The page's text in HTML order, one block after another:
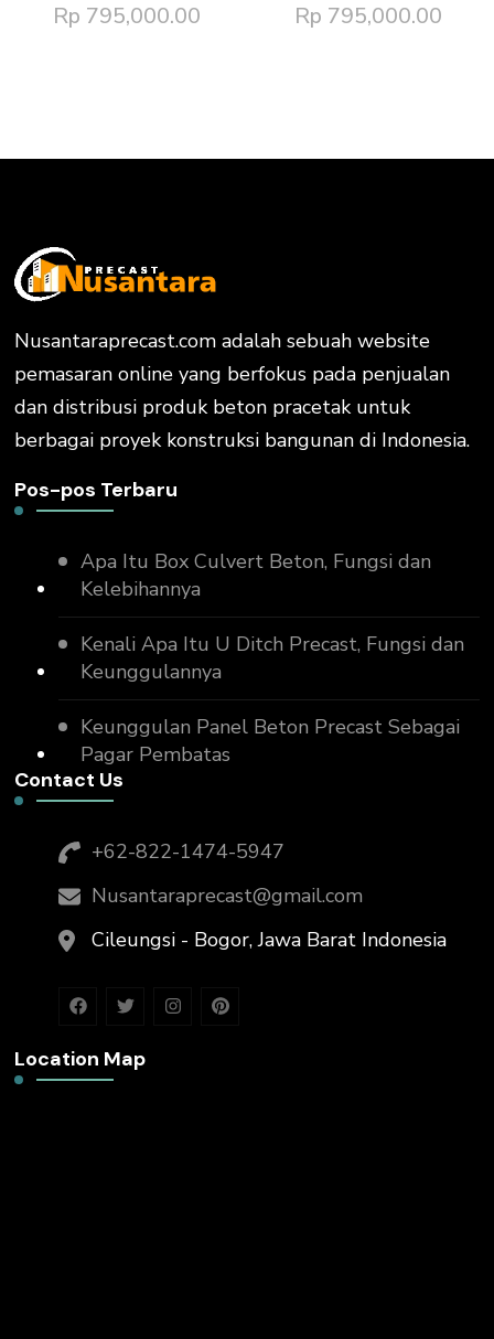
Rp 795,000.00 Rp 795,000.00
Nusantaraprecast.com adalah sebuah website
pemasaran online yang berfokus pada penjualan
dan distribusi produk beton pracetak untuk
berbagai proyek konstruksi bangunan di Indonesia.
Pos-pos Terbaru
Apa Itu Box Culvert Beton, Fungsi dan
Kelebihannya
Kenali Apa Itu U Ditch Precast, Fungsi dan
Keunggulannya
Keunggulan Panel Beton Precast Sebagai
Pagar Pembatas
Contact Us
+62-822-1474-5947
Nusantaraprecast@gmail.com
Cileungsi - Bogor, Jawa Barat Indonesia
Location Map